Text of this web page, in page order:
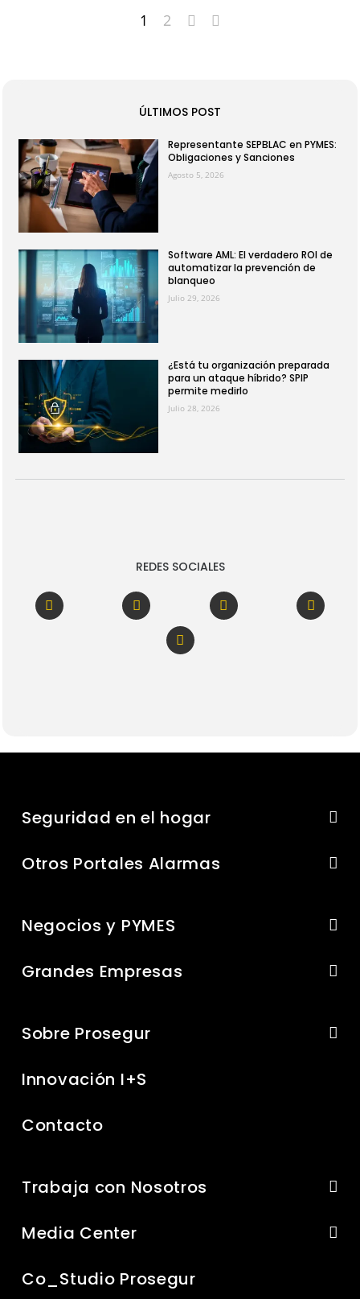
1 2
ÚLTIMOS POST
Representante SEPBLAC en PYMES:
Obligaciones y Sanciones
Agosto 5, 2026
Software AML: El verdadero ROI de
automatizar la prevención de
blanqueo
Julio 29, 2026
¿Está tu organización preparada
para un ataque híbrido? SPIP
permite medirlo
Julio 28, 2026
REDES SOCIALES
Seguridad en el hogar
Otros Portales Alarmas
Negocios y PYMES
Grandes Empresas
Sobre Prosegur
Innovación I+S
Contacto
Trabaja con Nosotros
Media Center
Co_Studio Prosegur